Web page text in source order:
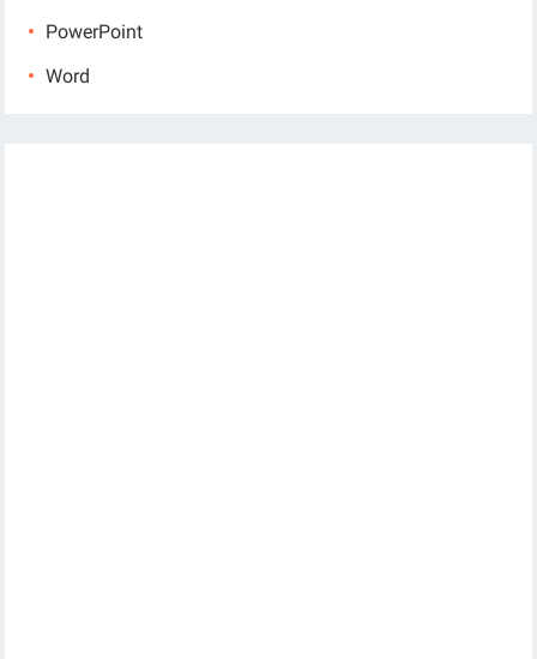
PowerPoint
Word